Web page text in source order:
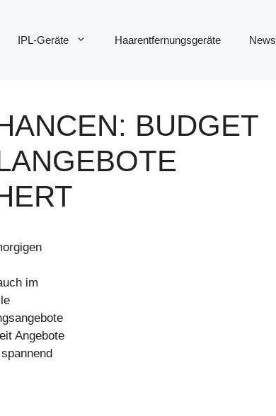
IPL-Geräte Haarentfernungsgeräte News
BUDGET
im
Angebote